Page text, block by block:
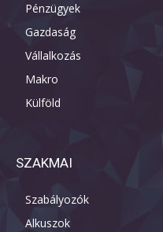
Pénzügyek
Gazdaság
Vállalkozás
Makro
Külföld
SZAKMAI
Szabályozók
Alkuszok